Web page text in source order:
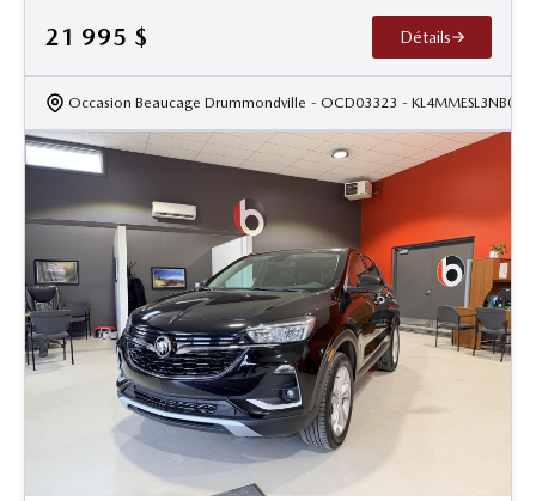
21 995 $ Détails
Occasion Beaucage Drummondville - OCD03323 -